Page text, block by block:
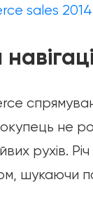
sales
не
рухів.
шукаючи